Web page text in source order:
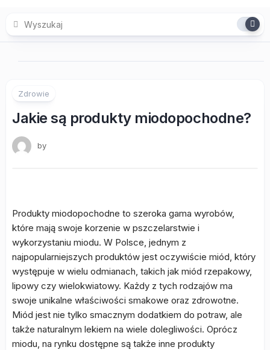
content
Zdrowie
Jakie są produkty miodopochodne?
by
Produkty miodopochodne to szeroka gama wyrobów,
które mają swoje korzenie w pszczelarstwie i
wykorzystaniu miodu. W Polsce, jednym z
najpopularniejszych produktów jest oczywiście miód, który
występuje w wielu odmianach, takich jak miód rzepakowy,
lipowy czy wielokwiatowy. Każdy z tych rodzajów ma
swoje unikalne właściwości smakowe oraz zdrowotne.
Miód jest nie tylko smacznym dodatkiem do potraw, ale
także naturalnym lekiem na wiele dolegliwości. Oprócz
miodu, na rynku dostępne są także inne produkty